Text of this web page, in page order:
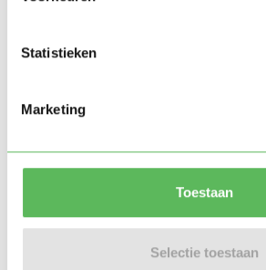
Statistieken
Marketing
Toestaan
Selectie toestaan
Seksueel misbruik of geweld
Voor wie is de
verplicht?
Het gebruik van de meldcode is
De kinderopvang (inclusief